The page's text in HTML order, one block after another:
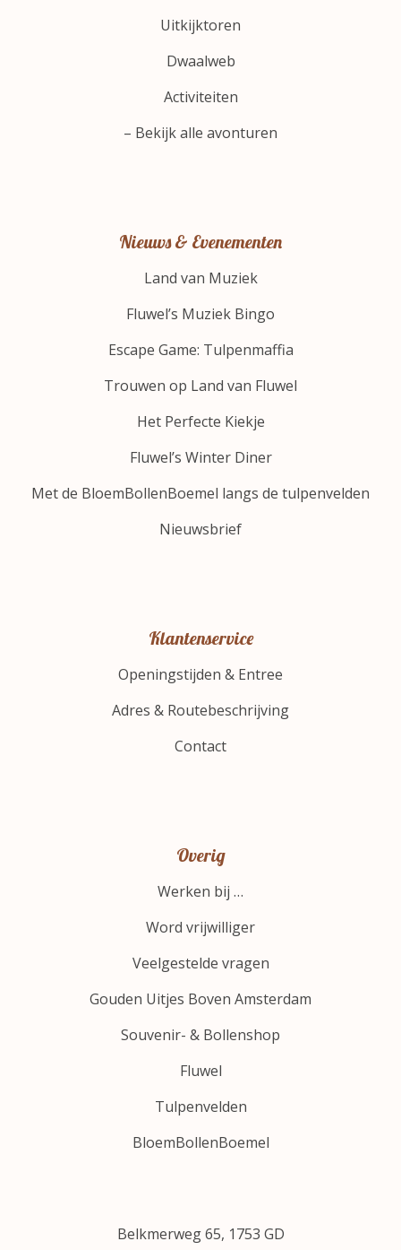
Uitkijktoren
Dwaalweb
Activiteiten
– Bekijk alle avonturen
Nieuws & Evenementen
Land van Muziek
Fluwel’s Muziek Bingo
Escape Game: Tulpenmaffia
Trouwen op Land van Fluwel
Het Perfecte Kiekje
Fluwel’s Winter Diner
Met de BloemBollenBoemel langs de tulpenvelden
Nieuwsbrief
Klantenservice
Openingstijden & Entree
Adres & Routebeschrijving
Contact
Overig
Werken bij …
Word vrijwilliger
Veelgestelde vragen
Gouden Uitjes Boven Amsterdam
Souvenir- & Bollenshop
Fluwel
Tulpenvelden
BloemBollenBoemel
Belkmerweg 65, 1753 GD